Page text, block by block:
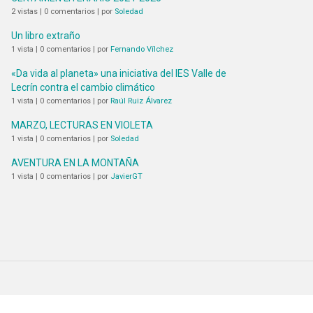
2 vistas | 0 comentarios | por Soledad
Un libro extraño
1 vista | 0 comentarios | por Fernando Vílchez
«Da vida al planeta» una iniciativa del IES Valle de
Lecrín contra el cambio climático
1 vista | 0 comentarios | por Raúl Ruiz Álvarez
MARZO, LECTURAS EN VIOLETA
1 vista | 0 comentarios | por Soledad
AVENTURA EN LA MONTAÑA
1 vista | 0 comentarios | por JavierGT